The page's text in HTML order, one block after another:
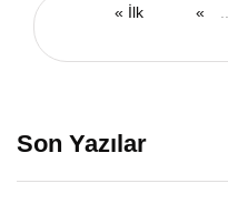
« İlk «
Son Yazılar